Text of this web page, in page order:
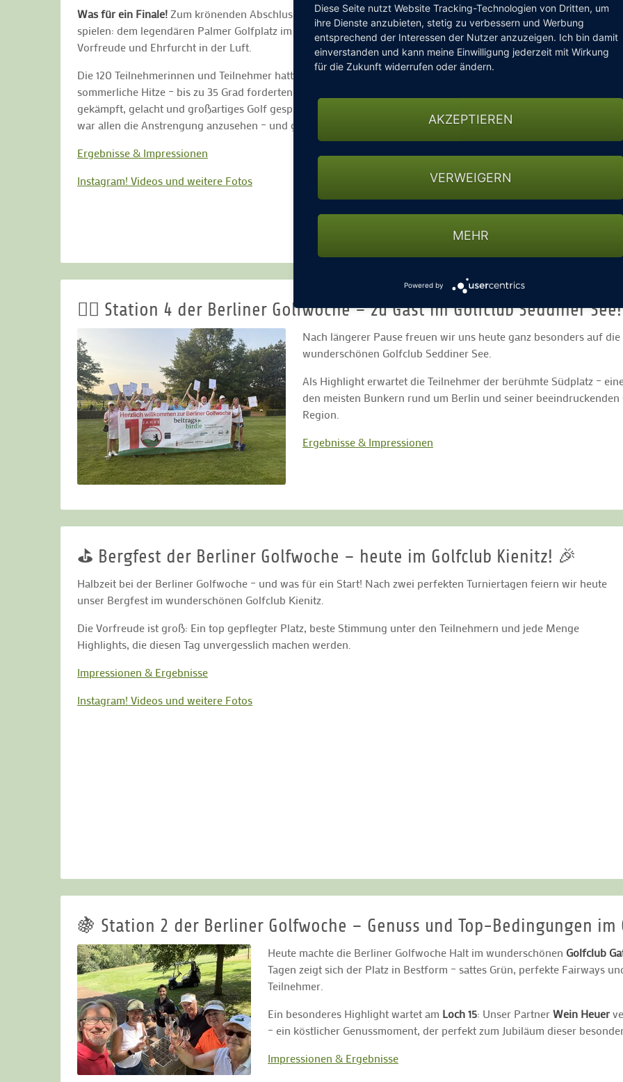
Was für ein Finale!Zum krönenden Abschluss der Berliner Golfwoche durften wir auf einem ganz besonderen
spielen: dem legendären Palmer Golfplatz im Golfclub Bad Saarow. Schon beim ersten Abschlag lag eine
Vorfreude und Ehrfurcht in der Luft.
Die 120 Teilnehmerinnen und Teilnehmer hatten nicht nur den anspruchsvollen Platz zu meistern, sondern auch die
sommerliche Hitze – bis zu 35 Grad forderten Körper und Geist. Doch trotz der schweißtreibenden Bedingungen
gekämpft, gelacht und großartiges Golf gespielt. Als die letzten Flights nach über sieben Stunden Spielzeit
war allen die Anstrengung anzusehen – und gleichzeitig die Freude, Teil dieses besonderen Finales gewesen zu
Ergebnisse & Impressionen
Instagram! Videos und weitere Fotos
🏌️‍♂️ Station 4 der Berliner Golfwoche – zu Gast im Golfclub Seddiner
Nach längerer Pause freuen wir uns heute ganz besonders auf
wunderschönen Golfclub Seddiner See.
Als Highlight erwartet die Teilnehmer der berühmte Südplatz –
den meisten Bunkern rund um Berlin und seiner
Region.
Ergebnisse & Impressionen
⛳ Bergfest der Berliner Golfwoche – heute im Golfclub Kienitz! 🎉
Halbzeit bei der Berliner Golfwoche – und was für ein Start! Nach zwei perfekten Turniertagen feiern wir heute
unser Bergfest im wunderschönen Golfclub Kienitz.
Die Vorfreude ist groß: Ein top gepflegter Platz, beste Stimmung unter den Teilnehmern und jede Menge
Highlights, die diesen Tag unvergesslich machen werden.
Impressionen & Ergebnisse
Instagram! Videos und weitere Fotos
🍇 Station 2 der Berliner Golfwoche – Genuss und Top-Bedingungen im
Heute machte die Berliner Golfwoche Halt im wunderschönen Golfclub
Tagen zeigt sich der Platz in Bestform – sattes Grün, perfekte Fairways
Teilnehmer.
Ein besonderes Highlight wartet am Loch 15: Unser PartnerWein Heuer
– ein köstlicher Genussmoment, der perfekt zum Jubiläum dieser
Impressionen & Ergebnisse
Diese Seite nutzt Website Tracking-Technologien von Dritten, um
ihre Dienste anzubieten, stetig zu verbessern und Werbung
entsprechend der Interessen der Nutzer anzuzeigen. Ich bin damit
einverstanden und kann meine Einwilligung jederzeit mit Wirkung
für die Zukunft widerrufen oder ändern.
AKZEPTIEREN
VERWEIGERN
MEHR
Powered by